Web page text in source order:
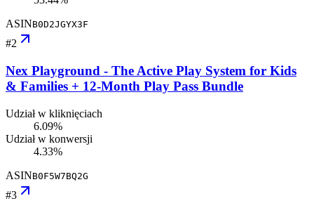
ASINB0D2JGYX3F
#2
Nex Playground - The Active Play System for Kids
& Families + 12-Month Play Pass Bundle
Udział w kliknięciach
6.09%
Udział w konwersji
4.33%
ASINB0F5W7BQ2G
#3